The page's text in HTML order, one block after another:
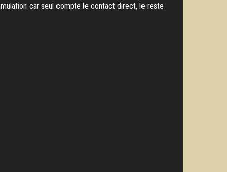
car seul compte le contact direct, le reste